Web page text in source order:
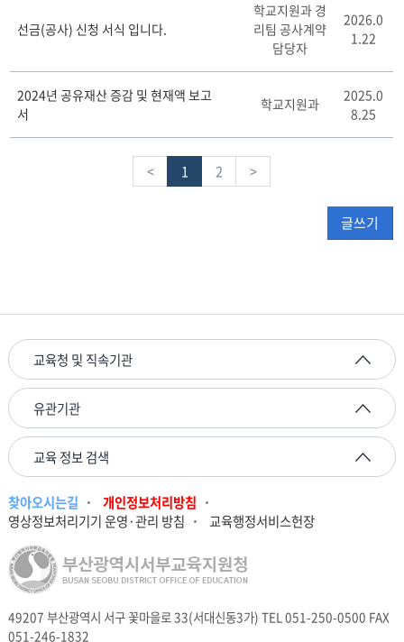
선금(공사) 신청 서식 입니다.
학교지원과 경
리팀 공사계약
담당자
2026.0
1.22
2024년 공유재산 증감 및 현재액 보고
서
학교지원과
2025.0
8.25
< 1 2 >
글쓰기
교육청 및 직속기관
유관기관
교육 정보 검색
찾아오시는길
개인정보처리방침
영상정보처리기기 운영·관리 방침
교육행정서비스헌장
49207 부산광역시 서구 꽃마을로 33(서대신동3가) TEL 051-250-0500 FAX
051-246-1832